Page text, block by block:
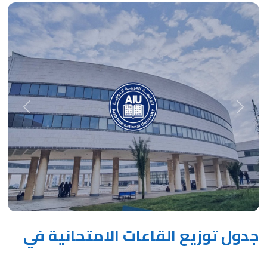
Previous
Next
جدول توزيع القاعات الامتحانية في